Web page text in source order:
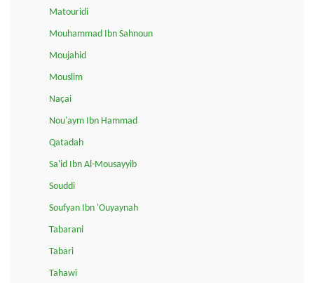
Matouridi
Mouhammad Ibn Sahnoun
Moujahid
Mouslim
Naçai
Nou'aym Ibn Hammad
Qatadah
Sa'id Ibn Al-Mousayyib
Souddi
Soufyan Ibn 'Ouyaynah
Tabarani
Tabari
Tahawi